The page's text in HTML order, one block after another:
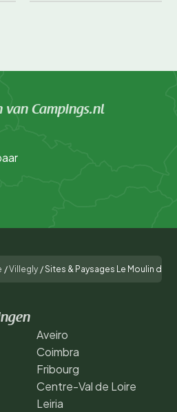
van Campings.nl
/Villegly /Sites & Paysages Le Moulin de
Aveiro
Coimbra
Fribourg
Centre-Val de Loire
Leiria